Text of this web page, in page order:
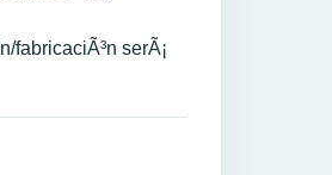
fabricaciÃ³n serÃ¡